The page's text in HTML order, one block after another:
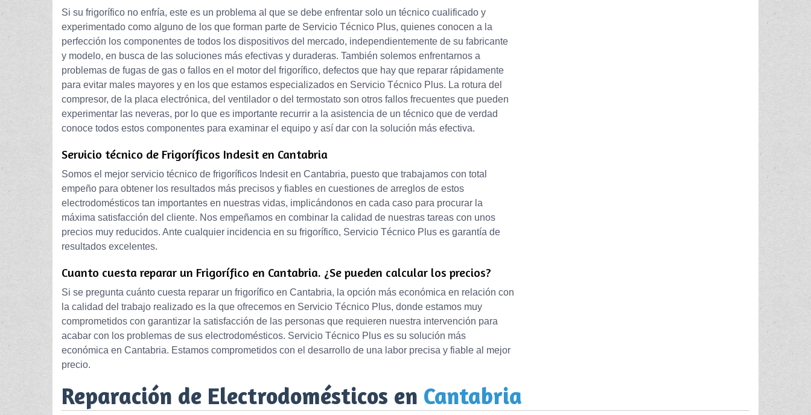
Si su frigorífico no enfría, este es un problema al que se debe enfrentar solo un técnico cualificado y
experimentado como alguno de los que forman parte de Servicio Técnico Plus, quienes conocen a la
perfección los componentes de todos los dispositivos del mercado, independientemente de su fabricante
y modelo, en busca de las soluciones más efectivas y duraderas. También solemos enfrentarnos a
problemas de fugas de gas o fallos en el motor del frigorífico, defectos que hay que reparar rápidamente
para evitar males mayores y en los que estamos especializados en Servicio Técnico Plus. La rotura del
compresor, de la placa electrónica, del ventilador o del termostato son otros fallos frecuentes que pueden
experimentar las neveras, por lo que es importante recurrir a la asistencia de un técnico que de verdad
conoce todos estos componentes para examinar el equipo y así dar con la solución más efectiva.
Servicio técnico de Frigoríficos Indesit en Cantabria
Somos el mejor servicio técnico de frigoríficos Indesit en Cantabria, puesto que trabajamos con total
empeño para obtener los resultados más precisos y fiables en cuestiones de arreglos de estos
electrodomésticos tan importantes en nuestras vidas, implicándonos en cada caso para procurar la
máxima satisfacción del cliente. Nos empeñamos en combinar la calidad de nuestras tareas con unos
precios muy reducidos. Ante cualquier incidencia en su frigorífico, Servicio Técnico Plus es garantía de
resultados excelentes.
Cuanto cuesta reparar un Frigorífico en Cantabria. ¿Se pueden calcular los precios?
Si se pregunta cuánto cuesta reparar un frigorífico en Cantabria, la opción más económica en relación con
la calidad del trabajo realizado es la que ofrecemos en Servicio Técnico Plus, donde estamos muy
comprometidos con garantizar la satisfacción de las personas que requieren nuestra intervención para
acabar con los problemas de sus electrodomésticos. Servicio Técnico Plus es su solución más
económica en Cantabria. Estamos comprometidos con el desarrollo de una labor precisa y fiable al mejor
precio.
Reparación de Electrodomésticos en Cantabria